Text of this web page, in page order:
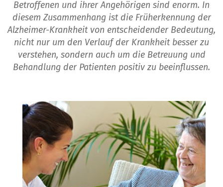
Betroffenen und ihrer Angehörigen sind enorm. In
diesem Zusammenhang ist die Früherkennung der
Alzheimer-Krankheit von entscheidender Bedeutung,
nicht nur um den Verlauf der Krankheit besser zu
verstehen, sondern auch um die Betreuung und
Behandlung der Patienten positiv zu beeinflussen.